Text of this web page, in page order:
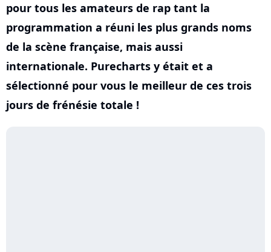
pour tous les amateurs de rap tant la
programmation a réuni les plus grands noms
de la scène française, mais aussi
internationale. Purecharts y était et a
sélectionné pour vous le meilleur de ces trois
jours de frénésie totale !